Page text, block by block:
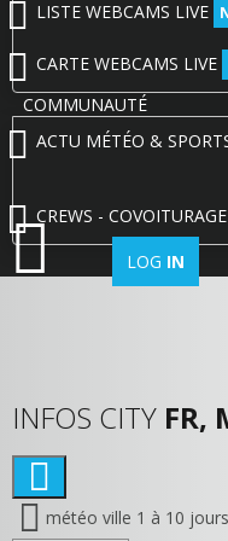
LISTE WEBCAMS LIVE
CARTE WEBCAMS LIVE
COMMUNAUTÉ
ACTU MÉTÉO &
CREWS -
LOG IN
INFOS CITY FR,
météo ville 1 à 10 jours